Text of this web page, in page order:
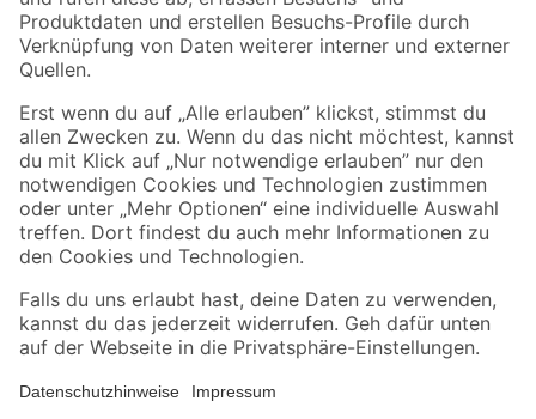
Sicher einkaufen
Jetzt die toom-App herunterladen
Alle Preisangaben in EUR inkl. gesetzl. MwSt.. Die dargestellten Angebote sind unter
Umständen nicht in allen Märkten verfügbar. Die angegebenen Verfügbarkeiten beziehen
Produkte nur solange der Vorrat reicht.
*Paketversand ab 59 € versandkostenfrei, gilt nicht für Artikel mit Speditionsversand, hier